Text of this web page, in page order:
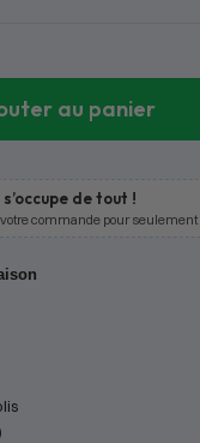
au panier
de tout !
commande pour seulement